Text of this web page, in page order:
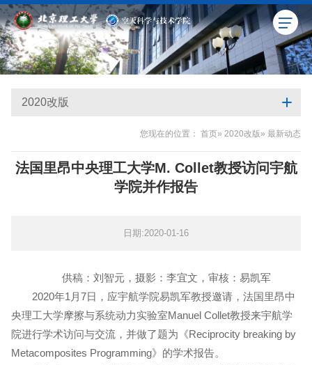
2020改版
您现在的位置： 首页» 2020改版» 最新动态
法国里昂中央理工大学M. Collet教授访问宇航
学院并作报告
日期:2020-01-16
供稿：刘智元，摄影：李宜文，审核：易凯军
2020年1月7日，应宇航学院易凯军教授邀请，法国里昂中
央理工大学摩擦与系统动力实验室Manuel Collet教授来宇航学
院进行学术访问与交流，并做了题为《Reciprocity breaking by
Metacomposites Programming》的学术报告。